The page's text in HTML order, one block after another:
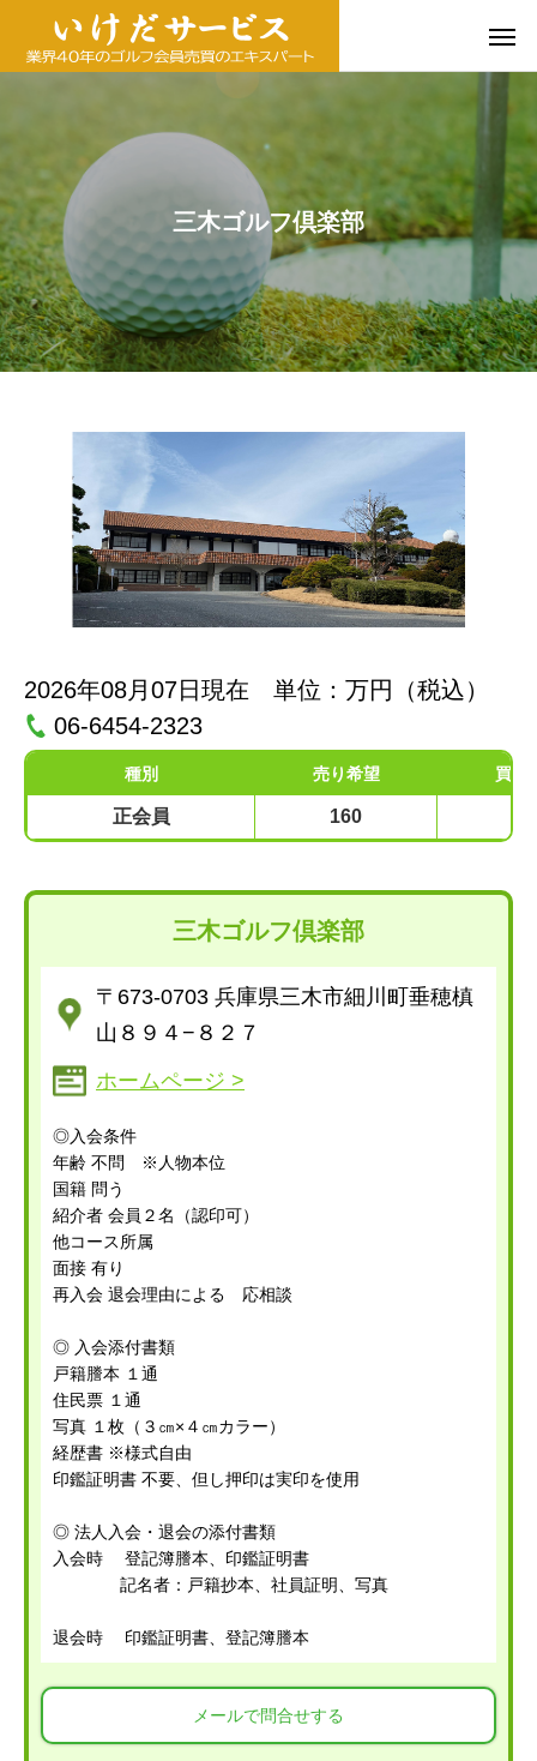
三木ゴルフ倶楽部
2026年08月07日現在 単位：万円（税込）
06-6454-2323
種別 売り希望 買い
正会員 160
三木ゴルフ倶楽部
〒673-0703 兵庫県三木市細川町垂穂槙
山８９４−８２７
ホームページ >
◎入会条件
年齢 不問 ※人物本位
国籍 問う
紹介者 会員２名（認印可）
他コース所属
面接 有り
再入会 退会理由による 応相談
◎ 入会添付書類
戸籍謄本 １通
住民票 １通
写真 １枚（３㎝×４㎝カラー）
経歴書 ※様式自由
印鑑証明書 不要、但し押印は実印を使用
◎ 法人入会・退会の添付書類
入会時 登記簿謄本、印鑑証明書
記名者：戸籍抄本、社員証明、写真
退会時 印鑑証明書、登記簿謄本
メールで問合せする